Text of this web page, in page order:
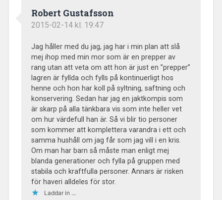
Robert Gustafsson
2015-02-14 kl. 19:47
Jag håller med du jag, jag har i min plan att slå
mej ihop med min mor som är en prepper av
rang utan att veta om att hon är just en ”prepper”
lagren är fyllda och fylls på kontinuerligt hos
henne och hon har koll på syltning, saftning och
konservering. Sedan har jag en jaktkompis som
är skarp på alla tänkbara vis som inte heller vet
om hur värdefull han är. Så vi blir tio personer
som kommer att komplettera varandra i ett och
samma hushåll om jag får som jag vill i en kris.
Om man har barn så måste man enligt mej
blanda generationer och fylla på gruppen med
stabila och kraftfulla personer. Annars är risken
för haveri alldeles för stor.
Laddar in …